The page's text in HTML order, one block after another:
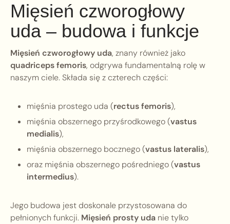
Mięsień czworogłowy
uda – budowa i funkcje
Mięsień czworogłowy uda, znany również jako
quadriceps femoris, odgrywa fundamentalną rolę w
naszym ciele. Składa się z czterech części:
mięśnia prostego uda (rectus femoris),
mięśnia obszernego przyśrodkowego (vastus
medialis),
mięśnia obszernego bocznego (vastus lateralis),
oraz mięśnia obszernego pośredniego (vastus
intermedius).
Jego budowa jest doskonale przystosowana do
pełnionych funkcji. Mięsień prosty uda nie tylko